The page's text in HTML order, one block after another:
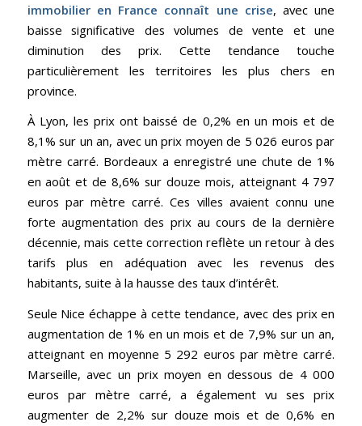
immobilier en France connaît une crise, avec une
baisse significative des volumes de vente et une
diminution des prix. Cette tendance touche
particulièrement les territoires les plus chers en
province.
À Lyon, les prix ont baissé de 0,2% en un mois et de
8,1% sur un an, avec un prix moyen de 5 026 euros par
mètre carré. Bordeaux a enregistré une chute de 1%
en août et de 8,6% sur douze mois, atteignant 4 797
euros par mètre carré. Ces villes avaient connu une
forte augmentation des prix au cours de la dernière
décennie, mais cette correction reflète un retour à des
tarifs plus en adéquation avec les revenus des
habitants, suite à la hausse des taux d’intérêt.
Seule Nice échappe à cette tendance, avec des prix en
augmentation de 1% en un mois et de 7,9% sur un an,
atteignant en moyenne 5 292 euros par mètre carré.
Marseille, avec un prix moyen en dessous de 4 000
euros par mètre carré, a également vu ses prix
augmenter de 2,2% sur douze mois et de 0,6% en